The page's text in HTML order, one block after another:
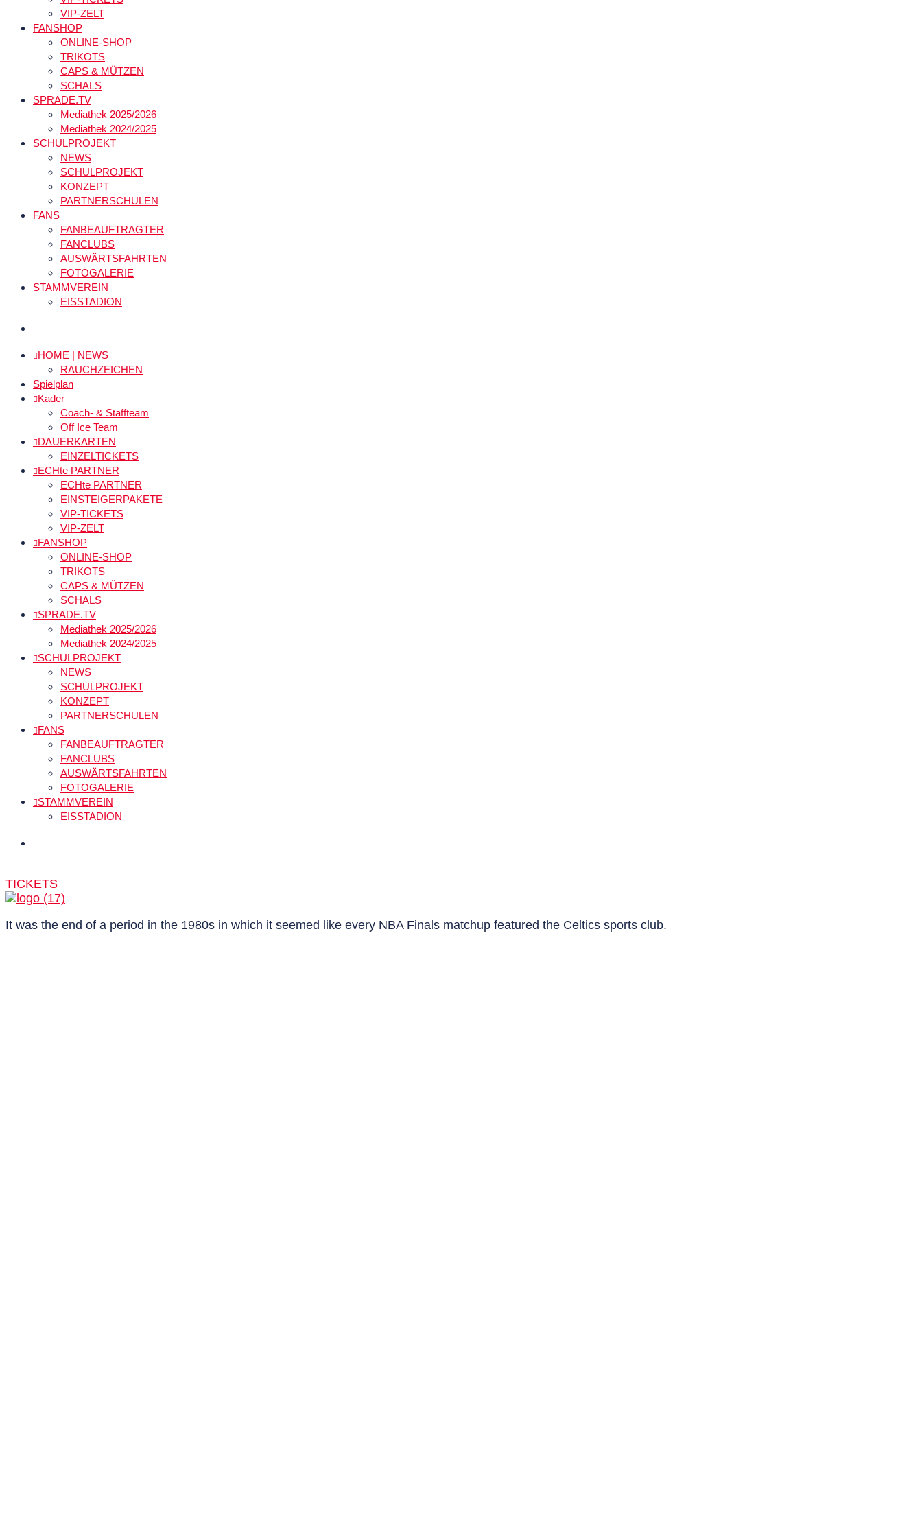
VIP-ZELT
FANSHOP
ONLINE-SHOP
TRIKOTS
CAPS & MÜTZEN
SCHALS
SPRADE.TV
Mediathek 2025/2026
Mediathek 2024/2025
SCHULPROJEKT
NEWS
SCHULPROJEKT
KONZEPT
PARTNERSCHULEN
FANS
FANBEAUFTRAGTER
FANCLUBS
AUSWÄRTSFAHRTEN
FOTOGALERIE
STAMMVEREIN
EISSTADION
HOME | NEWS
RAUCHZEICHEN
Spielplan
Kader
Coach- & Staffteam
Off Ice Team
DAUERKARTEN
EINZELTICKETS
ECHte PARTNER
ECHte PARTNER
EINSTEIGERPAKETE
VIP-TICKETS
VIP-ZELT
FANSHOP
ONLINE-SHOP
TRIKOTS
CAPS & MÜTZEN
SCHALS
SPRADE.TV
Mediathek 2025/2026
Mediathek 2024/2025
SCHULPROJEKT
NEWS
SCHULPROJEKT
KONZEPT
PARTNERSCHULEN
FANS
FANBEAUFTRAGTER
FANCLUBS
AUSWÄRTSFAHRTEN
FOTOGALERIE
STAMMVEREIN
EISSTADION
TICKETS
It was the end of a period in the 1980s in which it seemed like every NBA Finals matchup featured the Celtics sports club.